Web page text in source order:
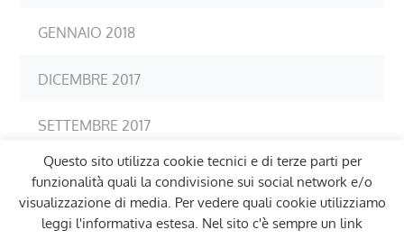
GENNAIO 2018
DICEMBRE 2017
SETTEMBRE 2017
LUGLIO 2017
Questo sito utilizza cookie tecnici e di terze parti per
funzionalità quali la condivisione sui social network e/o
visualizzazione di media. Per vedere quali cookie utilizziamo
leggi l'informativa estesa. Nel sito c'è sempre un link